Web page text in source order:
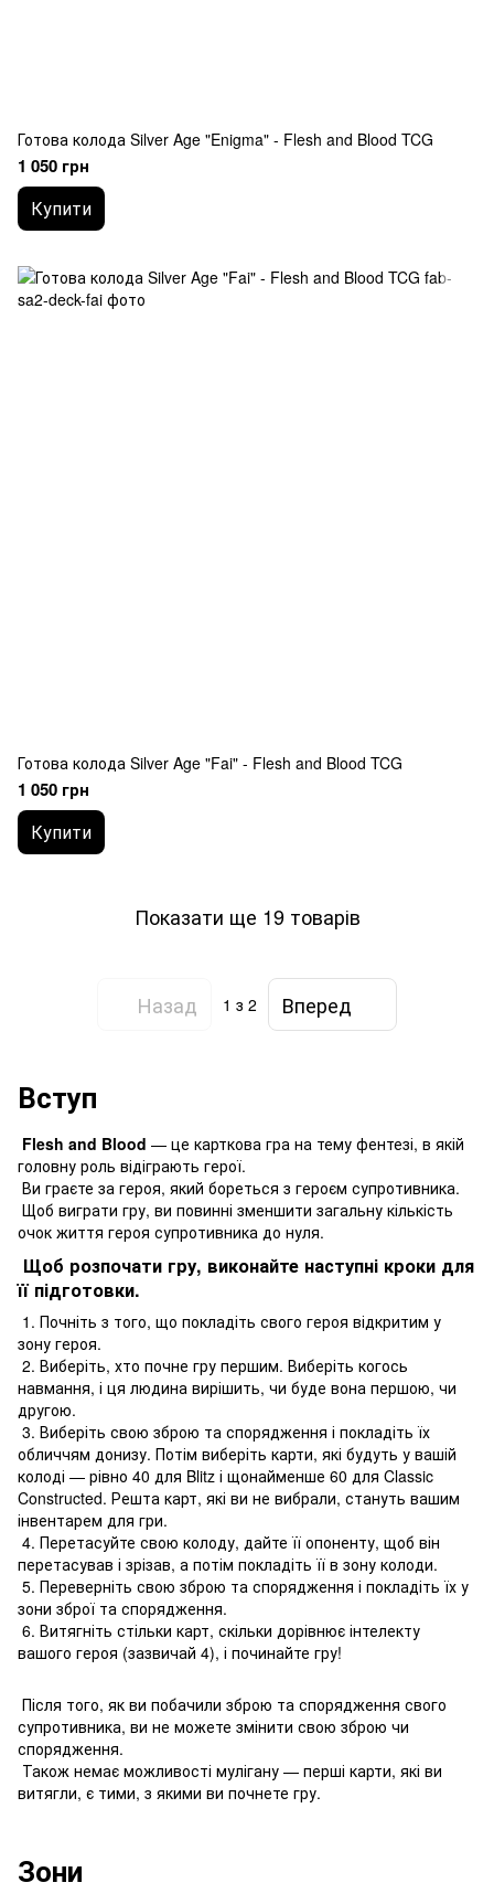
Готова колода Silver Age "Enigma" - Flesh and Blood TCG
1 050 грн
Купити
Готова колода Silver Age "Fai" - Flesh and Blood TCG
1 050 грн
Купити
Показати ще 19 товарів
Назад 1 з 2 Вперед
Вступ
Flesh and Blood — це карткова гра на тему фентезі, в якій
головну роль відіграють герої.
Ви граєте за героя, який бореться з героєм супротивника.
Щоб виграти гру, ви повинні зменшити загальну кількість
очок життя героя супротивника до нуля.
Щоб розпочати гру, виконайте наступні кроки для
її підготовки.
1. Почніть з того, що покладіть свого героя відкритим у
зону героя.
2. Виберіть, хто почне гру першим. Виберіть когось
навмання, і ця людина вирішить, чи буде вона першою, чи
другою.
3. Виберіть свою зброю та спорядження і покладіть їх
обличчям донизу. Потім виберіть карти, які будуть у вашій
колоді — рівно 40 для Blitz і щонайменше 60 для Classic
Constructed. Решта карт, які ви не вибрали, стануть вашим
інвентарем для гри.
4. Перетасуйте свою колоду, дайте її опоненту, щоб він
перетасував і зрізав, а потім покладіть її в зону колоди.
5. Переверніть свою зброю та спорядження і покладіть їх у
зони зброї та спорядження.
6. Витягніть стільки карт, скільки дорівнює інтелекту
вашого героя (зазвичай 4), і починайте гру!
Після того, як ви побачили зброю та спорядження свого
супротивника, ви не можете змінити свою зброю чи
спорядження.
Також немає можливості мулігану — перші карти, які ви
витягли, є тими, з якими ви почнете гру.
Зони